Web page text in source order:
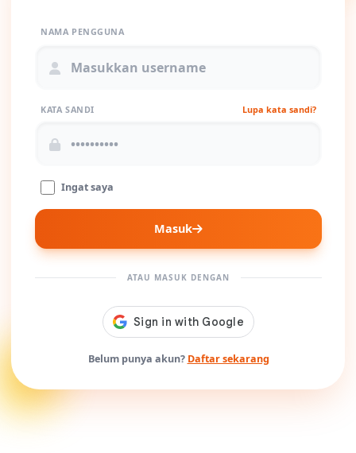
NAMA PENGGUNA
KATA SANDI Lupa kata sandi?
Ingat saya
Masuk
ATAU MASUK DENGAN
Belum punya akun? Daftar sekarang